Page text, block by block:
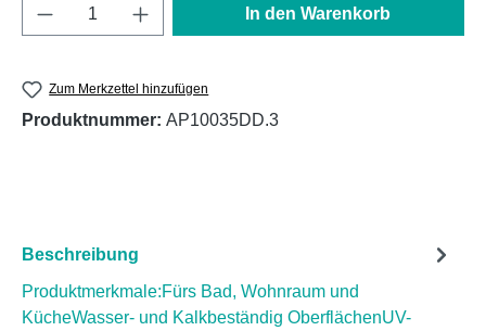
Produkt Anzahl: Gib den gewünschten
In den Warenkorb
Zum Merkzettel hinzufügen
Produktnummer: AP10035DD.3
Beschreibung
Produktmerkmale:Fürs Bad, Wohnraum und
KücheWasser- und Kalkbeständig OberflächenUV-